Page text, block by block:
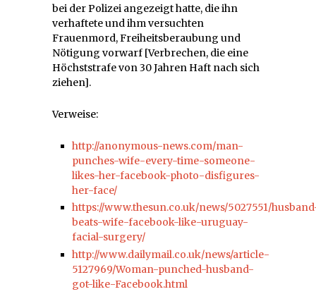
bei der Polizei angezeigt hatte, die ihn
verhaftete und ihm versuchten
Frauenmord, Freiheitsberaubung und
Nötigung vorwarf [Verbrechen, die eine
Höchststrafe von 30 Jahren Haft nach sich
ziehen].
Verweise:
http://anonymous-news.com/man-
punches-wife-every-time-someone-
likes-her-facebook-photo-disfigures-
her-face/
https://www.thesun.co.uk/news/5027551/
beats-wife-facebook-like-uruguay-
facial-surgery/
http://www.dailymail.co.uk/news/article-
5127969/Woman-punched-husband-
got-like-Facebook.html